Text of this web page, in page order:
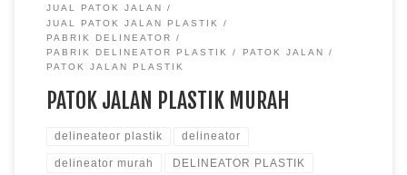
JUAL PATOK JALAN
JUAL PATOK JALAN PLASTIK
PABRIK DELINEATOR
PABRIK DELINEATOR PLASTIK
PATOK JALAN
PATOK JALAN PLASTIK
PATOK JALAN PLASTIK MURAH
delineateor plastik delineator
delineator murah DELINEATOR PLASTIK